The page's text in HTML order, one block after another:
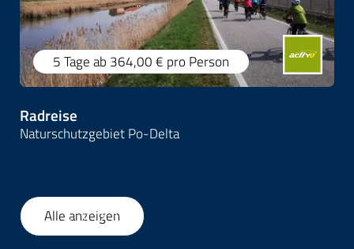
5 Tageab 364,00 € pro Person
Radreise
Naturschutzgebiet Po-Delta
1 56
Alle anzeigen